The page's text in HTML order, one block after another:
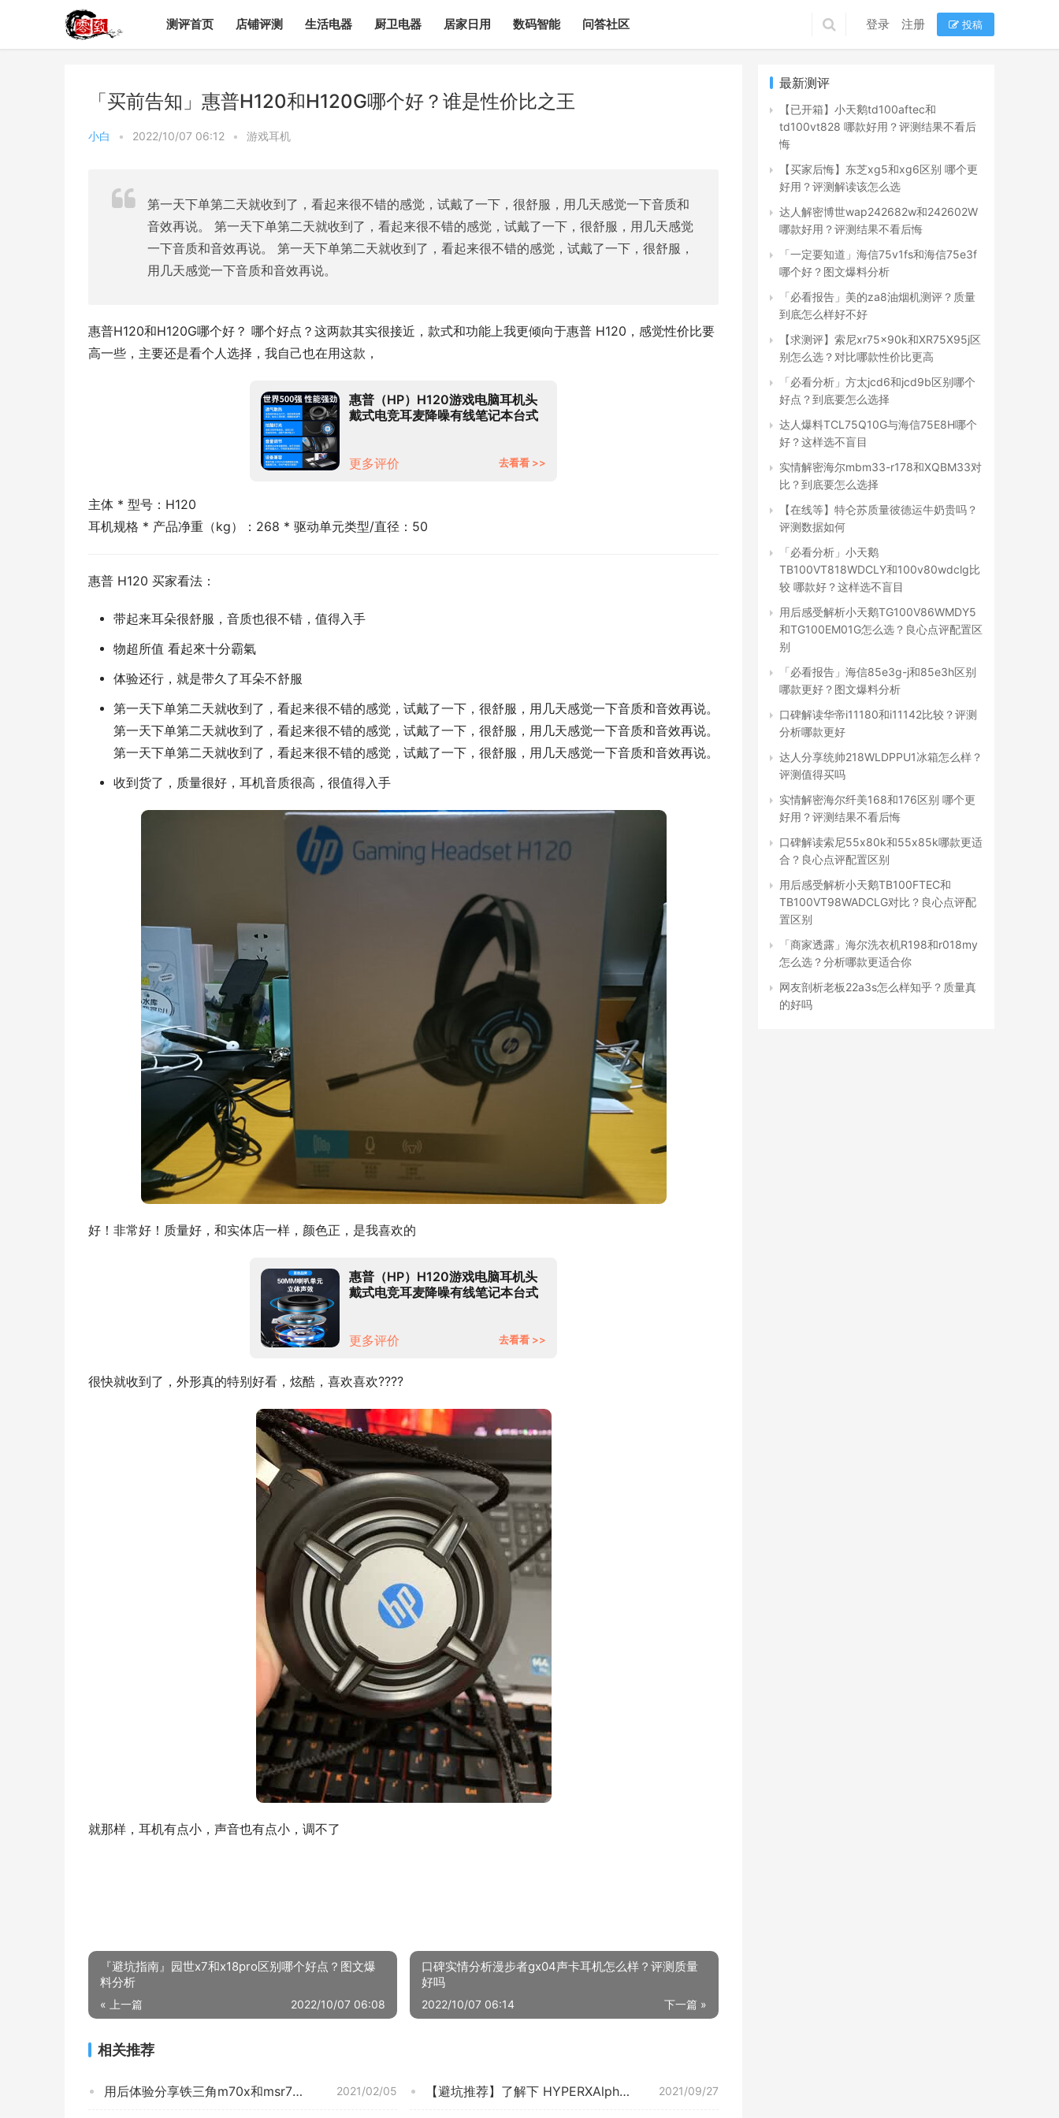
测评首页 店铺评测 生活电器 厨卫电器 居家日用 数码智能 问答社区 登录 注册 投稿
「买前告知」惠普H120和H120G哪个好？谁是性价比之王
小白 • 2022/10/07 06:12 • 游戏耳机
第一天下单第二天就收到了，看起来很不错的感觉，试戴了一下，很舒服，用几天感觉一下音质和
音效再说。 第一天下单第二天就收到了，看起来很不错的感觉，试戴了一下，很舒服，用几天感觉
一下音质和音效再说。 第一天下单第二天就收到了，看起来很不错的感觉，试戴了一下，很舒服，
用几天感觉一下音质和音效再说。
惠普H120和H120G哪个好？ 哪个好点？这两款其实很接近，款式和功能上我更倾向于惠普 H120，感觉性价比要
高一些，主要还是看个人选择，我自己也在用这款，
惠普（HP）H120游戏电脑耳机头
戴式电竞耳麦降噪有线笔记本台式
用）
更多评价 去看看 >>
主体 * 型号：H120
耳机规格 * 产品净重（kg）：268 * 驱动单元类型/直径：50
惠普 H120 买家看法：
带起来耳朵很舒服，音质也很不错，值得入手
物超所值 看起來十分霸氣
体验还行，就是带久了耳朵不舒服
第一天下单第二天就收到了，看起来很不错的感觉，试戴了一下，很舒服，用几天感觉一下音质和音效再说。
第一天下单第二天就收到了，看起来很不错的感觉，试戴了一下，很舒服，用几天感觉一下音质和音效再说。
第一天下单第二天就收到了，看起来很不错的感觉，试戴了一下，很舒服，用几天感觉一下音质和音效再说。
收到货了，质量很好，耳机音质很高，很值得入手
好！非常好！质量好，和实体店一样，颜色正，是我喜欢的
惠普（HP）H120游戏电脑耳机头
戴式电竞耳麦降噪有线笔记本台式
用）
更多评价 去看看 >>
很快就收到了，外形真的特别好看，炫酷，喜欢喜欢????
就那样，耳机有点小，声音也有点小，调不了
『避坑指南』园世x7和x18pro区别哪个好点？图文爆
料分析
« 上一篇 2022/10/07 06:08
口碑实情分析漫步者gx04声卡耳机怎么样？评测质量
好吗
下一篇 »
2022/10/07 06:14
相关推荐
2021/02/05
用后体验分享铁三角m70x和msr7怎么选？哪个性价比高、质量更好 2021/09/27
【避坑推荐】了解下 HYPERXAlpha 阿尔法 不建议的原因！测评买游戏耳机怎么样看质量！
最新测评
【已开箱】小天鹅td100aftec和
td100vt828 哪款好用？评测结果不看后
悔
【买家后悔】东芝xg5和xg6区别 哪个更
好用？评测解读该怎么选
达人解密博世wap242682w和242602W
哪款好用？评测结果不看后悔
「一定要知道」海信75v1fs和海信75e3f
哪个好？图文爆料分析
「必看报告」美的za8油烟机测评？质量
到底怎么样好不好
【求测评】索尼xr75x90k和XR75X95j区
别怎么选？对比哪款性价比更高
「必看分析」方太jcd6和jcd9b区别哪个
好点？到底要怎么选择
达人爆料TCL75Q10G与海信75E8H哪个
好？这样选不盲目
实情解密海尔mbm33-r178和XQBM33对
比？到底要怎么选择
【在线等】特仑苏质量彼德运牛奶贵吗？
评测数据如何
「必看分析」小天鹅
TB100VT818WDCLY和100v80wdclg比
较 哪款好？这样选不盲目
用后感受解析小天鹅TG100V86WMDY5
和TG100EM01G怎么选？良心点评配置区
别
「必看报告」海信85e3g-j和85e3h区别
哪款更好？图文爆料分析
口碑解读华帝i11180和i11142比较？评测
分析哪款更好
达人分享统帅218WLDPPU1冰箱怎么样？
评测值得买吗
实情解密海尔纤美168和176区别 哪个更
好用？评测结果不看后悔
口碑解读索尼55x80k和55x85k哪款更适
合？良心点评配置区别
用后感受解析小天鹅TB100FTEC和
TB100VT98WADCLG对比？良心点评配
置区别
「商家透露」海尔洗衣机R198和r018my
怎么选？分析哪款更适合你
网友剖析老板22a3s怎么样知乎？质量真
的好吗